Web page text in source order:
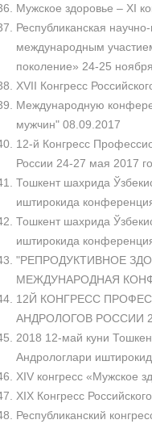
Мужское здоровье – XI
Республиканская
международным
поколение» 24-25
XVII Конгресс
Международную
мужчин" 08.09.2017
12-й Конгресс
России 24-27 мая 2017
Тошкент шахрида
иштирокида
Тошкент шахрида
иштирокида
"РЕПРОДУКТИВНОЕ
МЕЖДУНАРОДНАЯ
12Й КОНГРЕСС
АНДРОЛОГОВ РОССИИ
2018 12-май куни
Андрологлари
XIV конгресс «Мужское
XIX Конгресс
Республиканский